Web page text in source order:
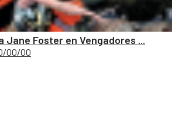
Jane Foster en Vengadores ...
00/00